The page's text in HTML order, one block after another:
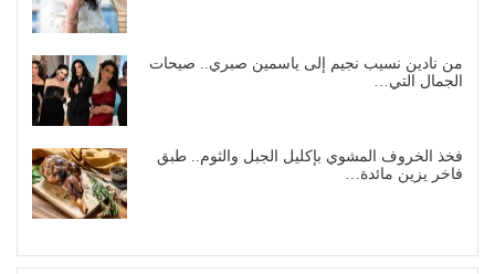
من نادين نسيب نجيم إلى ياسمين صبري.. صيحات
الجمال التي…
فخذ الخروف المشوي بإكليل الجبل والثوم.. طبق
فاخر يزين مائدة…